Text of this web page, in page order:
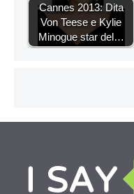
Cannes 2013: Dita
Von Teese e Kylie
Minogue star del…